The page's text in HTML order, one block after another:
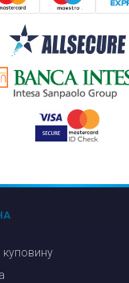
куповину